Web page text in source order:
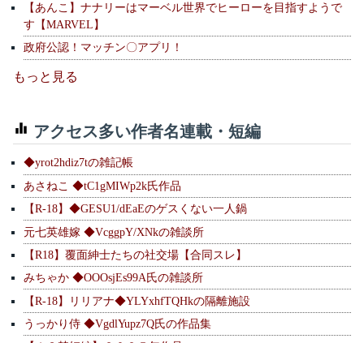
【あんこ】ナナリーはマーベル世界でヒーローを目指すようで
す【MARVEL】
政府公認！マッチン〇アプリ！
もっと見る
アクセス多い作者名連載・短編
◆yrot2hdiz7tの雑記帳
あさねこ ◆tC1gMIWp2k氏作品
【R-18】◆GESU1/dEaEのゲスくない一人鍋
元七英雄嫁 ◆VcggpY/XNkの雑談所
【R18】覆面紳士たちの社交場【合同スレ】
みちゃか ◆OOOsjEs99A氏の雑談所
【R-18】リリアナ◆YLYxhfTQHkの隔離施設
うっかり侍 ◆VgdlYupz7Q氏の作品集